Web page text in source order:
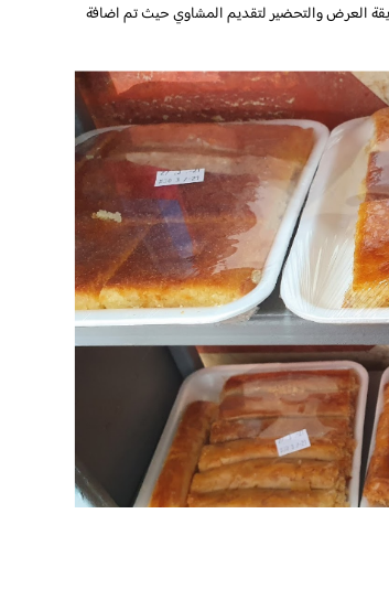
العرض والتحضير لتقديم المشاوي حيث تم اضافة